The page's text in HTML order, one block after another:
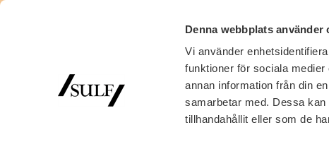
Denna webbplats använder
Vi använder
funktioner för sociala
annan information från din
samarbetar med. Dessa
tillhandahållit eller som de